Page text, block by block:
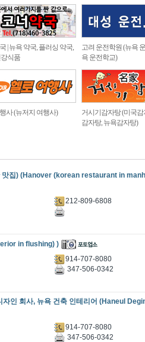
| 뉴욕 약국, 플러싱 약국,
식품
고려 운전학원 (뉴욕
욕 운전학교)
사 (뉴저지 여행사)
거시기감자탕 (미국감
감자탕, 뉴욕감자탕)
맛집) (Hanover (korean restaurant in
212-809-6808
in flushing) )
914-707-8080
347-506-0342
자인 회사, 뉴욕 건축 인테리어 (Haneul
914-707-8080
347-506-0342